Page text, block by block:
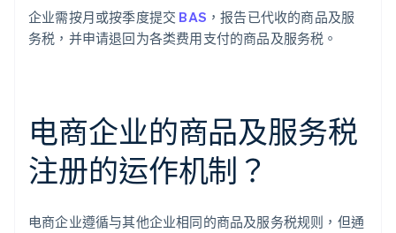
企业需按月或按季度提交 BAS ，报告已代收的商品及服
务税，并申请退回为各类费用支付的商品及服务税。
电商企业的商品及服务税
注册的运作机制？
电商企业遵循与其他企业相同的商品及服务税规则，但通